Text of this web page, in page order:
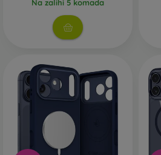
Na zalihi 5 komada